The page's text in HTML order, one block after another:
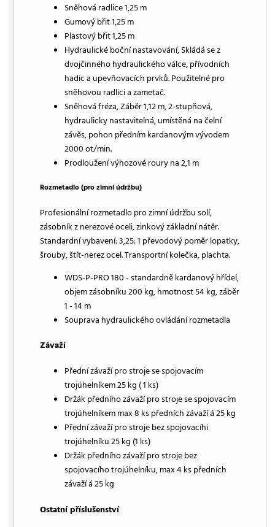
Sněhová radlice 1,25 m
Gumový břit 1,25 m
Plastový břit 1,25 m
Hydraulické boční nastavování, Skládá se z
dvojčinného hydraulického válce, přívodních
hadic a upevňovacích prvků. Použitelné pro
sněhovou radlici a zametač.
Sněhová fréza, Záběr 1,12 m, 2-stupňová,
hydraulicky nastavitelná, umístěná na čelní
závěs, pohon předním kardanovým vývodem
2000 ot/min.
Prodloužení výhozové roury na 2,1 m
Rozmetadlo (pro zimní údržbu)
Profesionální rozmetadlo pro zimní údržbu solí,
zásobník z nerezové oceli, zinkový základní nátěr.
Standardní vybavení: 3,25: 1 převodový poměr lopatky,
šrouby, štít-nerez ocel. Transportní kolečka, plachta.
WDS-P-PRO 180 - standardně kardanový hřídel,
objem zásobníku 200 kg, hmotnost 54 kg, záběr
1 - 14 m
Souprava hydraulického ovládání rozmetadla
Závaží
Přední závaží pro stroje se spojovacím
trojúhelníkem 25 kg ( 1 ks)
Držák předního závaží pro stroje se spojovacím
trojúhelníkem max 8 ks předních závaží á 25 kg
Přední závaží pro stroje bez spojovacíhi
trojúhelníku 25 kg (1 ks)
Držák předního závaží pro stroje bez
spojovacího trojúhelníku, max 4 ks předních
závaží á 25 kg
Ostatní příslušenství